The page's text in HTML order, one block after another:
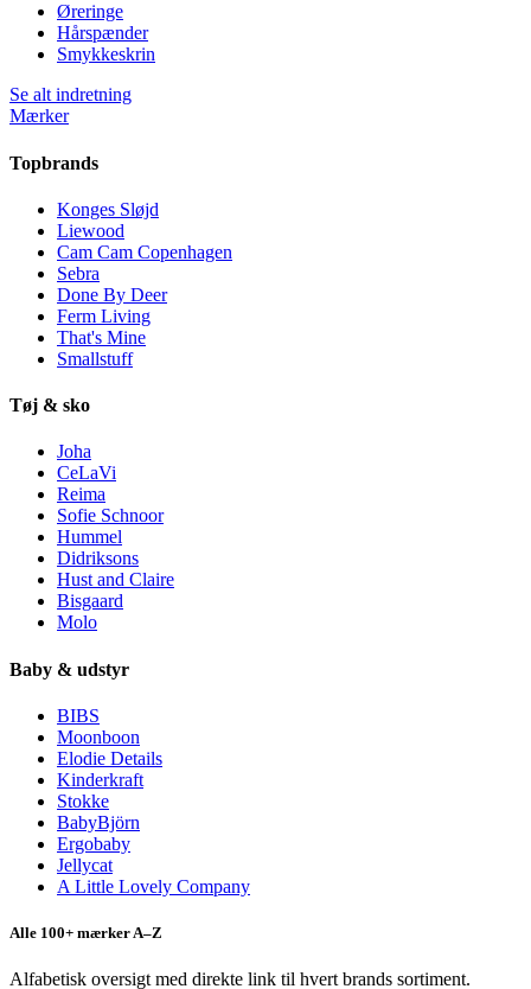
Øreringe
Hårspænder
Smykkeskrin
Se alt indretning
Mærker
Topbrands
Konges Sløjd
Liewood
Cam Cam Copenhagen
Sebra
Done By Deer
Ferm Living
That's Mine
Smallstuff
Tøj & sko
Joha
CeLaVi
Reima
Sofie Schnoor
Hummel
Didriksons
Hust and Claire
Bisgaard
Molo
Baby & udstyr
BIBS
Moonboon
Elodie Details
Kinderkraft
Stokke
BabyBjörn
Ergobaby
Jellycat
A Little Lovely Company
Alle 100+ mærker A–Z
Alfabetisk oversigt med direkte link til hvert brands sortiment.